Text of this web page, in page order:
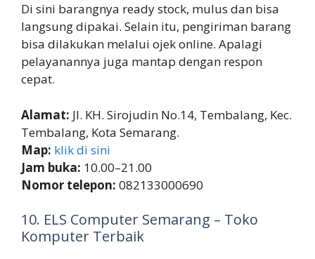
Di sini barangnya ready stock, mulus dan bisa
langsung dipakai. Selain itu, pengiriman barang
bisa dilakukan melalui ojek online. Apalagi
pelayanannya juga mantap dengan respon
cepat.
Alamat: Jl. KH. Sirojudin No.14, Tembalang, Kec.
Tembalang, Kota Semarang.
Map: klik di sini
Jam buka: 10.00–21.00
Nomor telepon: 082133000690
10. ELS Computer Semarang – Toko
Komputer Terbaik